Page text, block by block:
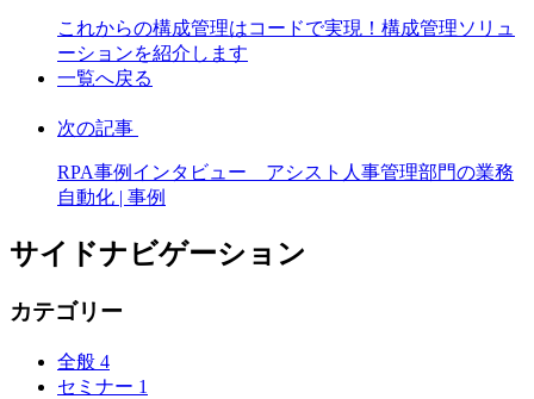
これからの構成管理はコードで実現！構成管理ソリュ
ーションを紹介します
一覧へ戻る
次の記事
RPA事例インタビュー アシスト人事管理部門の業務
自動化 | 事例
サイドナビゲーション
カテゴリー
全般 4
セミナー 1